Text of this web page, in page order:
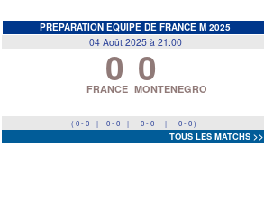
PREPARATION EQUIPE DE FRANCE M 2025
04 Août 2025 à 21:00
0
FRANCE 0
MONTENEGRO
( 0 - 0 | 0 - 0 | 0 - 0 | 0 - 0 )
TOUS LES MATCHS >>